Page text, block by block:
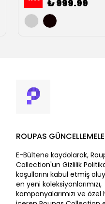
₺ 999.99
ROUPAS
E-Bültene kaydolarak,
Collection'un Gizlilik
koşullarını kabul etmiş
en yeni koleksiyonlarımızı,
kampanyalarımızı ve